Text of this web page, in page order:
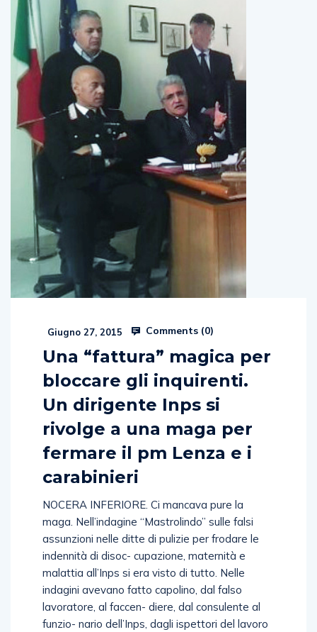
Una “fattura” magica per
bloccare gli inquirenti.
Un dirigente Inps si
rivolge a una maga per
fermare il pm Lenza e i
NOCERA INFERIORE. Ci mancava pure la
maga. Nell’indagine “Mastrolindo” sulle falsi
assunzioni nelle ditte di pulizie per frodare le
indennità di disoc- cupazione, maternità e
malattia all’Inps si era visto di tutto. Nelle
indagini avevano fatto capolino, dal falso
lavoratore, al faccen- diere, dal consulente al